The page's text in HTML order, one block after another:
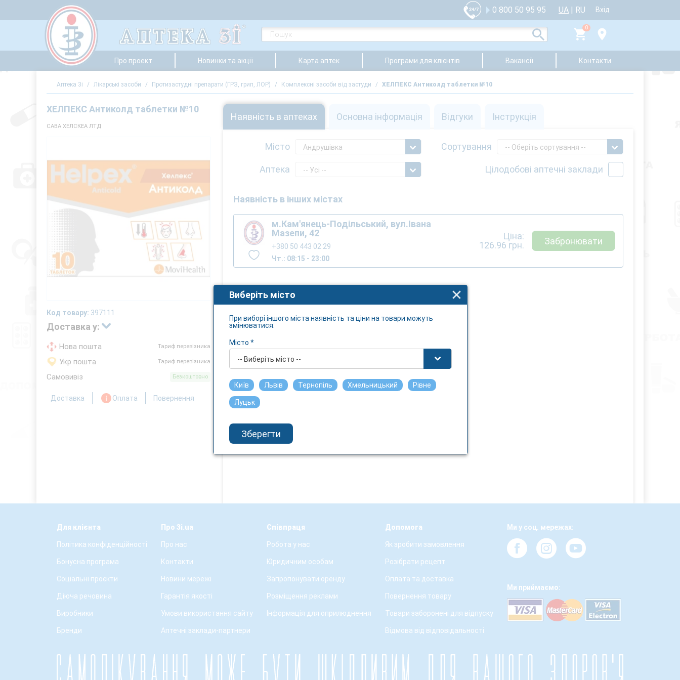
0 800 50 95 95 UA | RU Вхід
0
Про проект Новинки та акції Карта аптек Програми для клієнтів Вакансії Контакти
Аптека 3i / Лікарські засоби / Протизастудні препарати (ГРЗ, грип, ЛОР) / Комплексні засоби від застуди / ХЕЛПЕКС Антиколд таблетки №10
ХЕЛПЕКС Антиколд таблетки №10
САВА ХЕЛСКЕА ЛТД
Код товару: 397111
Доставка у:
Нова пошта Тариф перевізника
Укр пошта Тариф перевізника
Самовивіз Безкоштовно
Доставка Оплата Повернення
Наявність в аптеках Основна інформація Відгуки Інструкція
Місто Андрушівка
Аптека -- Усі --
Сортування -- Оберіть сортування --
Цілодобові аптечні заклади
Наявність в інших містах
м.Кам'янець-Подільський, вул.Івана
Мазепи, 42
+380 50 443 02 29
Чт.: 08:15 - 23:00
Ціна:
126.96 грн. Забронювати
Для клієнта
Політика конфіденційності
Бонусна програма
Соціальні проєкти
Діюча речовина
Виробники
Бренди
Про 3i.ua
Про нас
Контакти
Новини мережі
Гарантія якості
Умови використання сайту
Аптечні заклади-партнери
Співпраця
Робота у нас
Юридичним особам
Запропонувати оренду
Розміщення реклами
Інформація для оприлюднення
Допомога
Як зробити замовлення
Розібрати рецепт
Оплата та доставка
Повернення товару
Товари заборонені для відпуску
Відмова від відповідальності
Ми у соц. мережах:
Ми приймаємо:
Виберіть місто
При виборі іншого міста наявність та ціни на товари можуть
змінюватися.
Місто *
-- Виберіть місто --
Київ Львів Тернопіль Хмельницький Рівне
Луцьк
Зберегти